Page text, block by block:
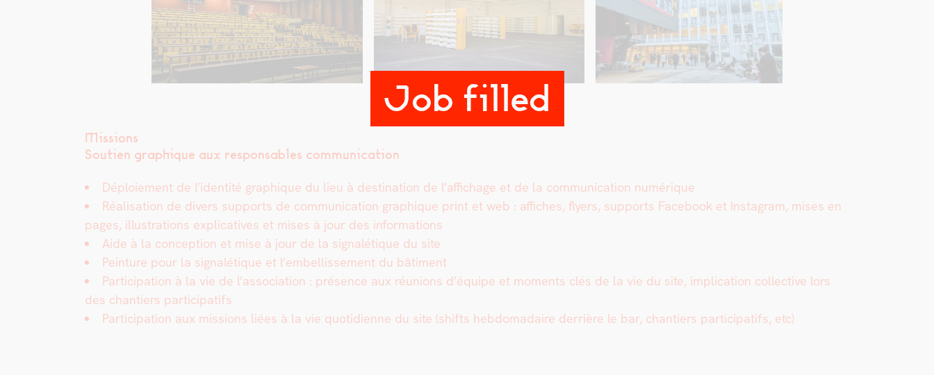
Job filled
Missions
Sou­tien graphique aux respon­s­ables com­mu­ni­ca­tion
Déploiement de l’identité graphique du lieu à des­ti­na­tion de l’affichage et de la com­mu­ni­ca­tion numérique
Réal­i­sa­tion de divers sup­ports de com­mu­ni­ca­tion graphique print et web : affich­es, fly­ers, sup­ports Face­book et Insta­gram, mis­es en
pages, illus­tra­tions explica­tives et mis­es à jour des infor­ma­tions
Aide à la con­cep­tion et mise à jour de la sig­nalé­tique du site
Pein­ture pour la sig­nalé­tique et l’embellissement du bâti­ment
Par­tic­i­pa­tion à la vie de l’association : présence aux réu­nions d’équipe et moments clés de la vie du site, impli­ca­tion col­lec­tive lors
des chantiers par­tic­i­pat­ifs
Par­tic­i­pa­tion aux mis­sions liées à la vie quo­ti­di­enne du site (shifts heb­do­madaire der­rière le bar, chantiers par­tic­i­pat­ifs, etc)